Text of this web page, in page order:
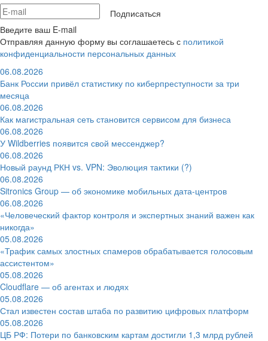
Подписаться
Введите ваш E-mail
Отправляя данную форму вы соглашаетесь с политикой
конфиденциальности персональных данных
06.08.2026
Банк России привёл статистику по киберпреступности за три
месяца
06.08.2026
Как магистральная сеть становится сервисом для бизнеса
06.08.2026
У Wildberries появится свой мессенджер?
06.08.2026
Новый раунд РКН vs. VPN: Эволюция тактики (?)
06.08.2026
Sitronics Group — об экономике мобильных дата-центров
06.08.2026
«Человеческий фактор контроля и экспертных знаний важен как
никогда»
05.08.2026
«Трафик самых злостных спамеров обрабатывается голосовым
ассистентом»
05.08.2026
Cloudflare — об агентах и людях
05.08.2026
Стал известен состав штаба по развитию цифровых платформ
05.08.2026
ЦБ РФ: Потери по банковским картам достигли 1,3 млрд рублей